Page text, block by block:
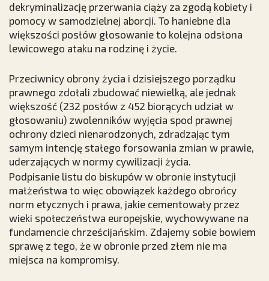
dekryminalizację przerwania ciąży za zgodą kobiety i
pomocy w samodzielnej aborcji. To haniebne dla
większości posłów głosowanie to kolejna odsłona
lewicowego ataku na rodzinę i życie.
Przeciwnicy obrony życia i dzisiejszego porządku
prawnego zdołali zbudować niewielką, ale jednak
większość (232 posłów z 452 biorących udział w
głosowaniu) zwolenników wyjęcia spod prawnej
ochrony dzieci nienarodzonych, zdradzając tym
samym intencję stałego forsowania zmian w prawie,
uderzających w normy cywilizacji życia.
Podpisanie listu do biskupów w obronie instytucji
małżeństwa to więc obowiązek każdego obrońcy
norm etycznych i prawa, jakie cementowały przez
wieki społeczeństwa europejskie, wychowywane na
fundamencie chrześcijańskim. Zdajemy sobie bowiem
sprawę z tego, że w obronie przed złem nie ma
miejsca na kompromisy.